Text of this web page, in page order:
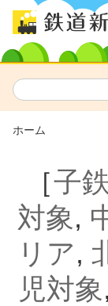
ホーム
［子
対象,
リア,
児対象,